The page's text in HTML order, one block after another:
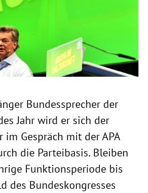
Bundessprecher der
Jahr wird er sich der
Gespräch mit der APA
die Parteibasis. Bleiben
Funktionsperiode bis
des Bundeskongresses